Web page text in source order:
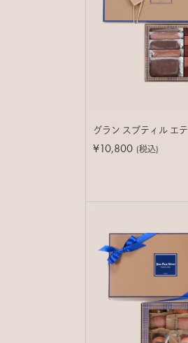
グラン スブティル エテ
¥10,800 (税込)